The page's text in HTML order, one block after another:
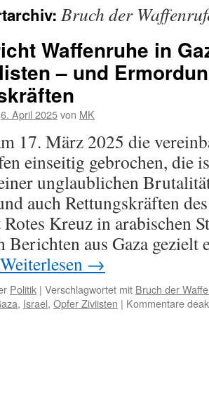
Bruch der
Waffenruhe in
– und
6. April 2025von MK
17. März 2025 die
einseitig gebrochen, die
unglaublichen
auch Rettungskräften
Kreuz in arabischen
Berichten aus Gaza gezielt
Weiterlesen →
Politik | Verschlagwortet mit Bruch der
, Israel, Opfer Ziviisten | Kommentare